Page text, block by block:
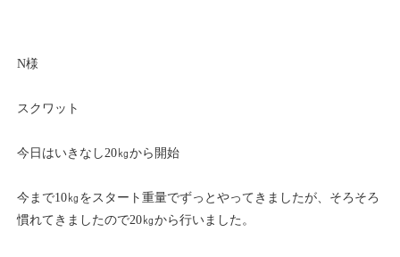
N様
スクワット
今日はいきなし20㎏から開始
今まで10㎏をスタート重量でずっとやってきましたが、そろそろ
慣れてきましたので20㎏から行いました。